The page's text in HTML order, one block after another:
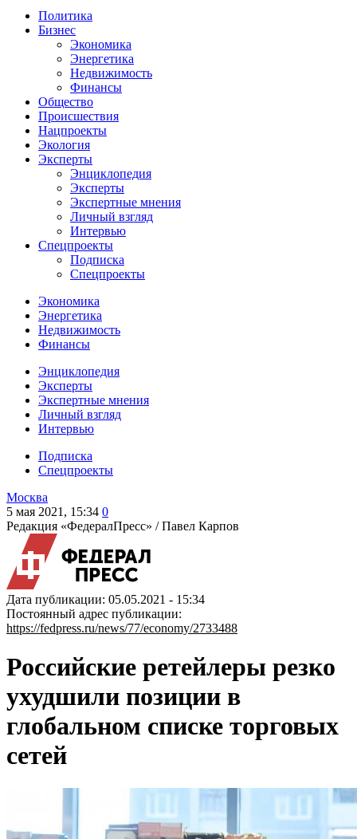
Политика
Бизнес
Экономика
Энергетика
Недвижимость
Финансы
Общество
Происшествия
Нацпроекты
Экология
Эксперты
Энциклопедия
Эксперты
Экспертные мнения
Личный взгляд
Интервью
Спецпроекты
Подписка
Спецпроекты
Экономика
Энергетика
Недвижимость
Финансы
Энциклопедия
Эксперты
Экспертные мнения
Личный взгляд
Интервью
Подписка
Спецпроекты
Москва
5 мая 2021, 15:34 0
Редакция «ФедералПресс» /Павел Карпов
Дата публикации: 05.05.2021 - 15:34
Постоянный адрес публикации:
https://fedpress.ru/news/77/economy/2733488
Российские ретейлеры резко
ухудшили позиции в
глобальном списке торговых
сетей